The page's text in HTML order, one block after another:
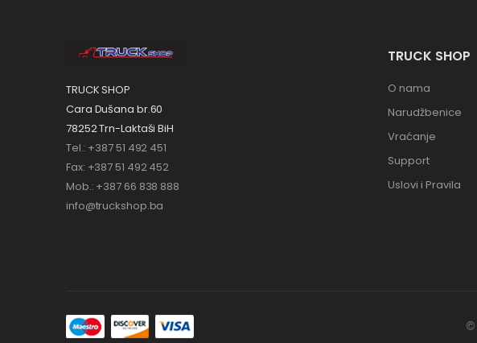
TRUCK SHOP
Cara Dušana br.60
78252 Trn-Laktaši BiH
Tel.: +387 51 492 451
Fax: +387 51 492 452
Mob.: +387 66 838 888
info@truckshop.ba
TRUCK SHOP
O nama
Narudžbenice
Vraćanje
Support
Uslovi i Pravila
©